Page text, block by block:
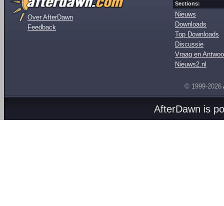
Over AfterDawn
Feedback
Sections:
Nieuws
Downloads
Top Downloads
Discussie
Vraag en
Nieuws2.nl
© 1999-2026
AfterDawn is